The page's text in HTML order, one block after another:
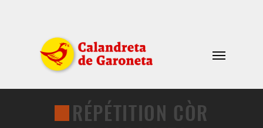
RÉPÉTITION CÒR